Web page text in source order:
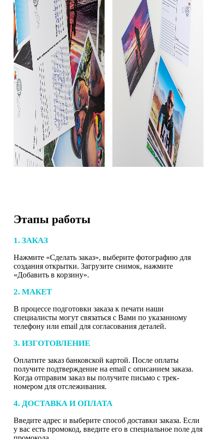
Этапы работы
1. ЗАКАЗ
Нажмите «Сделать заказ», выберите фотографию для
создания открытки. Загрузите снимок, нажмите
«Добавить в корзину».
2. МАКЕТ
В процессе подготовки заказа к печати наши
специалисты могут связаться с Вами по указанному
телефону или email для согласования деталей.
3. ИЗГОТОВЛЕНИЕ
Оплатите заказ банковской картой. После оплаты
получите подтверждение на email с описанием заказа.
Когда отправим заказ вы получите письмо с трек-
номером для отслеживания.
4. ДОСТАВКА И ОПЛАТА
Введите адрес и выберите способ доставки заказа. Если
у вас есть промокод, введите его в специальное поле для